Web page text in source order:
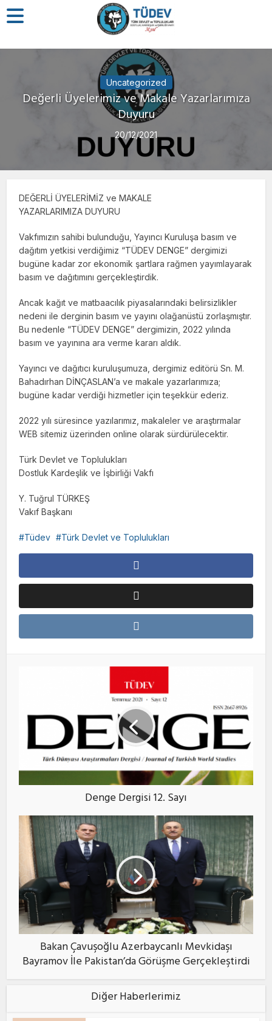
Uncategorized
Değerli Üyelerimiz ve Makale Yazarlarımıza
Duyuru
20/12/2021
DEĞERLİ ÜYELERİMİZ ve MAKALE
YAZARLARIMIZA DUYURU
Vakfımızın sahibi bulunduğu, Yayıncı Kuruluşa basım ve
dağıtım yetkisi verdiğimiz “TÜDEV DENGE” dergimizi
bugüne kadar zor ekonomik şartlara rağmen yayımlayarak
basım ve dağıtımını gerçekleştirdik.
Ancak kağıt ve matbaacılık piyasalarındaki belirsizlikler
nedeni ile derginin basım ve yayını olağanüstü zorlaşmıştır.
Bu nedenle “TÜDEV DENGE” dergimizin, 2022 yılında
basım ve yayınına ara verme kararı aldık.
Yayıncı ve dağıtıcı kuruluşumuza, dergimiz editörü Sn. M.
Bahadırhan DİNÇASLAN’a ve makale yazarlarımıza;
bugüne kadar verdiği hizmetler için teşekkür ederiz.
2022 yılı süresince yazılarımız, makaleler ve araştırmalar
WEB sitemiz üzerinden online olarak sürdürülecektir.
Türk Devlet ve Toplulukları
Dostluk Kardeşlik ve İşbirliği Vakfı
Y. Tuğrul TÜRKEŞ
Vakıf Başkanı
Tüdev Türk Devlet ve Toplulukları
Denge Dergisi 12. Sayı
Bakan Çavuşoğlu Azerbaycanlı Mevkidaşı
Bayramov İle Pakistan’da Görüşme Gerçekleştirdi
Diğer Haberlerimiz